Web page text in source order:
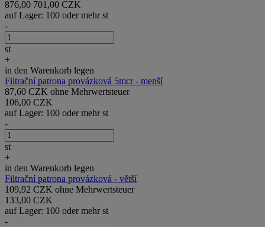
876,00 701,00 CZK
auf Lager: 100 oder mehr st
-
st
+
in den Warenkorb legen
Filtrační patrona provázková 5mcr - menší
87,60 CZK ohne Mehrwertsteuer
106,00 CZK
auf Lager: 100 oder mehr st
-
st
+
in den Warenkorb legen
Filtrační patrona provázková - větší
109,92 CZK ohne Mehrwertsteuer
133,00 CZK
auf Lager: 100 oder mehr st
-